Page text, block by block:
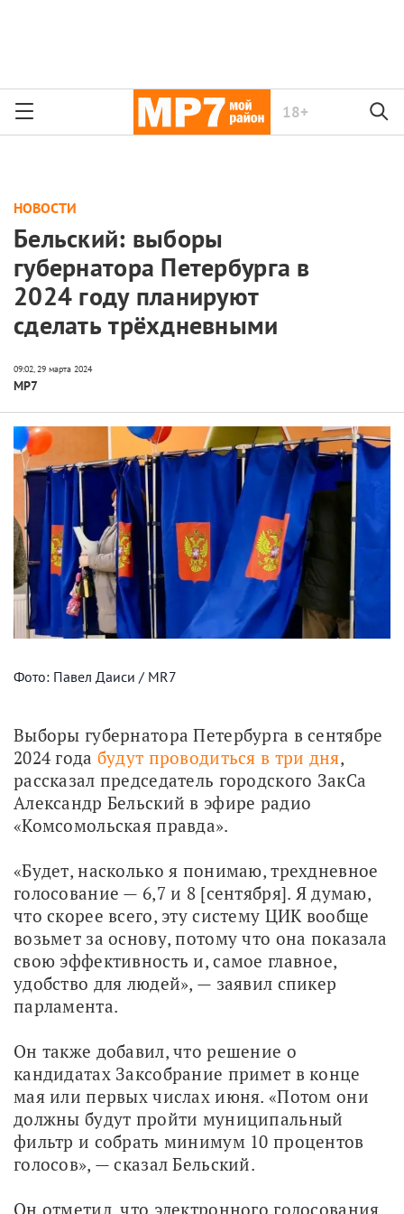
18+
НОВОСТИ
Бельский: выборы
губернатора Петербурга в
2024 году планируют
сделать трёхдневными
МР7
Фото: Павел Даиси / MR7
Выборы губернатора Петербурга в сентябре
2024 года будут проводиться в три дня,
рассказал председатель городского ЗакСа
Александр Бельский в эфире радио
«Комсомольская правда».
«Будет, насколько я понимаю, трехдневное
голосование — 6,7 и 8 [сентября]. Я думаю,
что скорее всего, эту систему ЦИК вообще
возьмет за основу, потому что она показала
свою эффективность и, самое главное,
удобство для людей», — заявил спикер
парламента.
Он также добавил, что решение о
кандидатах Заксобрание примет в конце
мая или первых числах июня. «Потом они
должны будут пройти муниципальный
фильтр и собрать минимум 10 процентов
голосов», — сказал Бельский.
Он отметил, что электронного голосования